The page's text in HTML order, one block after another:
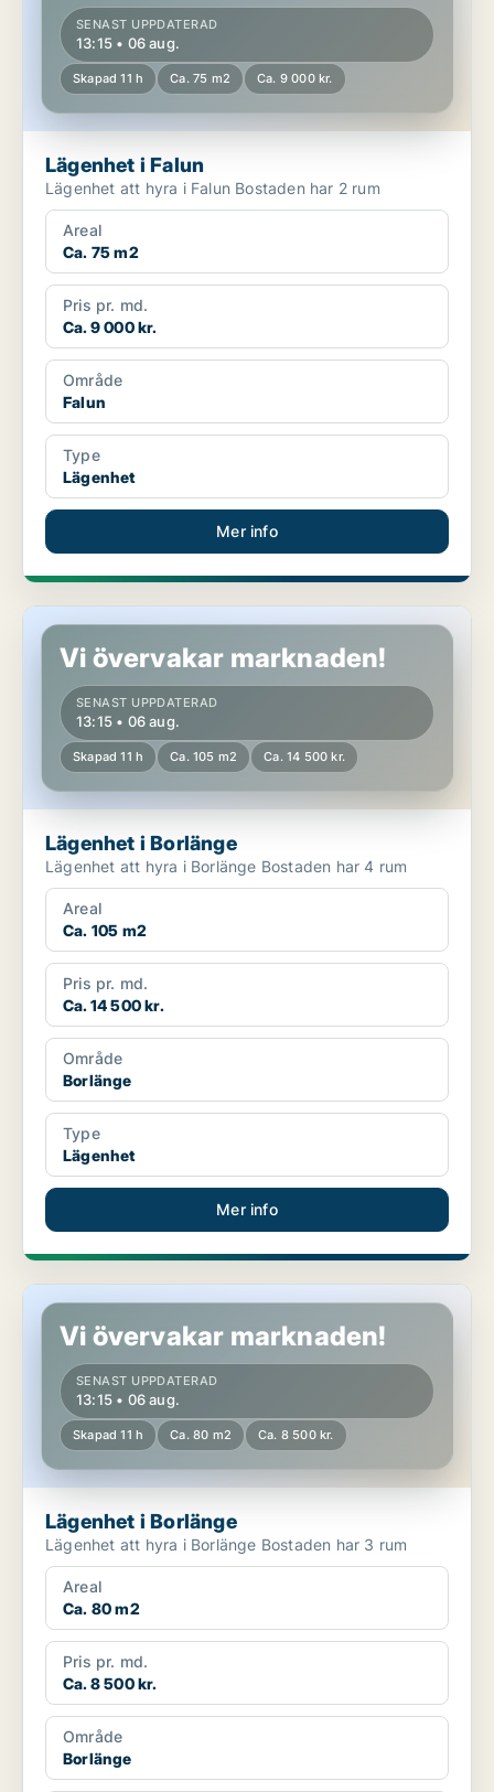
SENAST UPPDATERAD
13:15 • 06 aug.
Skapad 11 h Ca. 75 m2 Ca. 9 000 kr.
Lägenhet i Falun
Lägenhet att hyra i Falun Bostaden har 2 rum
Areal
Ca. 75 m2
Pris pr. md.
Ca. 9 000 kr.
Område
Falun
Type
Lägenhet
Mer info
Lägenhet i Borlänge
Vi övervakar marknaden!
SENAST UPPDATERAD
13:15 • 06 aug.
Skapad 11 h Ca. 105 m2 Ca. 14 500 kr.
Lägenhet i Borlänge
Lägenhet att hyra i Borlänge Bostaden har 4 rum
Areal
Ca. 105 m2
Pris pr. md.
Ca. 14 500 kr.
Område
Borlänge
Type
Lägenhet
Mer info
Lägenhet i Borlänge
Vi övervakar marknaden!
SENAST UPPDATERAD
13:15 • 06 aug.
Skapad 11 h Ca. 80 m2 Ca. 8 500 kr.
Lägenhet i Borlänge
Lägenhet att hyra i Borlänge Bostaden har 3 rum
Areal
Ca. 80 m2
Pris pr. md.
Ca. 8 500 kr.
Område
Borlänge